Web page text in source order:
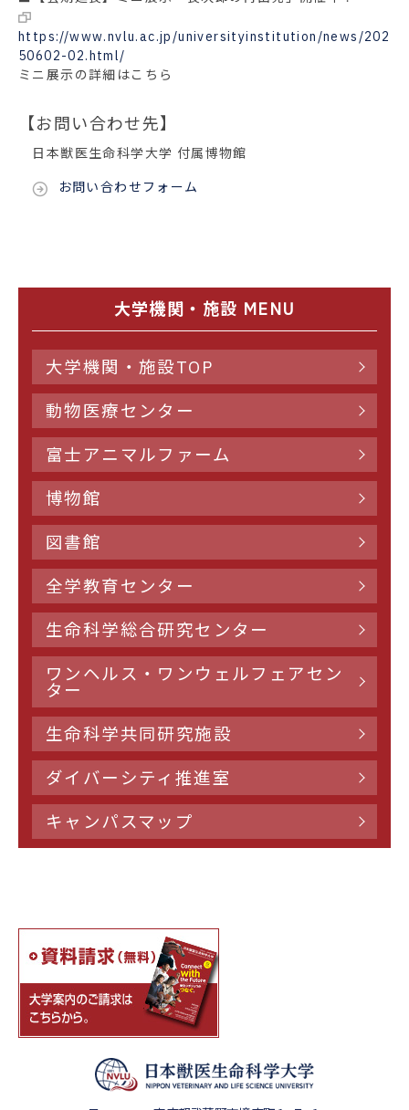
https://www.nvlu.ac.jp/universityinstitution/news/202
50602-02.html/
ミニ展示の詳細はこちら
【お問い合わせ先】
日本獣医生命科学大学 付属博物館
お問い合わせフォーム
大学機関・施設 MENU
大学機関・施設TOP
動物医療センター
富士アニマルファーム
博物館
図書館
全学教育センター
生命科学総合研究センター
ワンヘルス・ワンウェルフェアセン
ター
生命科学共同研究施設
ダイバーシティ推進室
キャンパスマップ